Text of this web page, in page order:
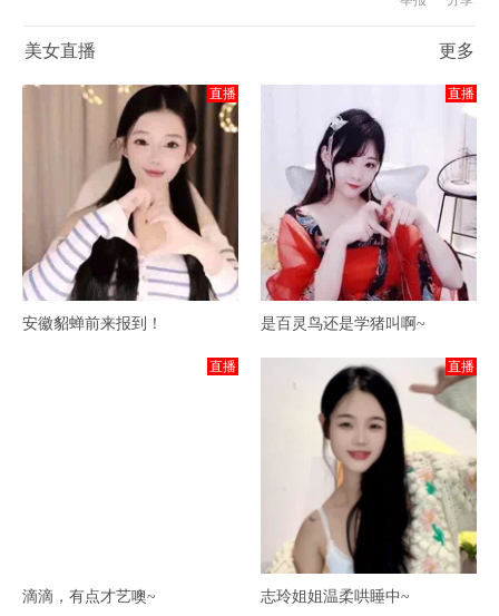
美女直播 更多
直播
安徽貂蝉前来报到！
直播
是百灵鸟还是学猪叫啊~
直播
滴滴，有点才艺噢~
直播
志玲姐姐温柔哄睡中~